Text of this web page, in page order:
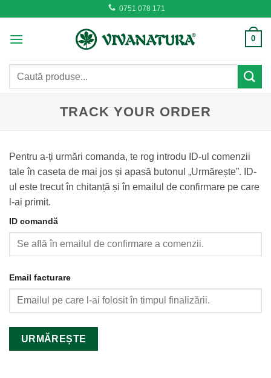
content
0751 078 171
0
Caută
TRACK YOUR ORDER
Pentru a-ți urmări comanda, te rog introdu ID-ul comenzii
tale în caseta de mai jos și apasă butonul „Urmărește”. ID-
ul este trecut în chitanță și în emailul de confirmare pe care
l-ai primit.
ID comandă
Email facturare
URMĂREȘTE